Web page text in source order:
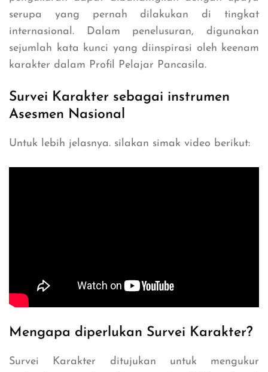
serupa yang pernah dilakukan di tingkat
internasional. Dalam penelusuran, digunakan
sejumlah kata kunci yang diinspirasi oleh keenam
karakter dalam Profil Pelajar Pancasila.
Survei Karakter sebagai instrumen
Asesmen Nasional
Untuk lebih jelasnya. silakan simak video berikut:
Mengapa diperlukan Survei Karakter?
Survei Karakter ditujukan untuk mengukur